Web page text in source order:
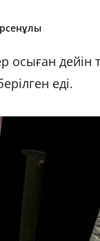
осыған дейін
еді.